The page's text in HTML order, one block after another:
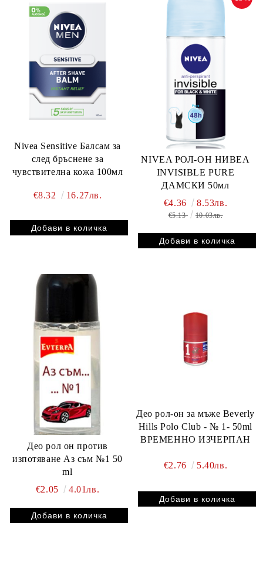
Nivea Sensitive Балсам за
след бръснене за
чувствителна кожа 100мл
€8.32 16.27лв.
NIVEA РОЛ-ОН НИВЕА
INVISIBLE PURE
ДАМСКИ 50мл
€4.36 8.53лв.
€5.13 10.03лв.
Део рол он против
изпотяване Аз съм №1 50
ml
€2.05
4.01лв.
Део рол-он за мъже Beverly
Hills Polo Club - № 1- 50ml
ВРЕМЕННО ИЗЧЕРПАН
€2.76 5.40лв.